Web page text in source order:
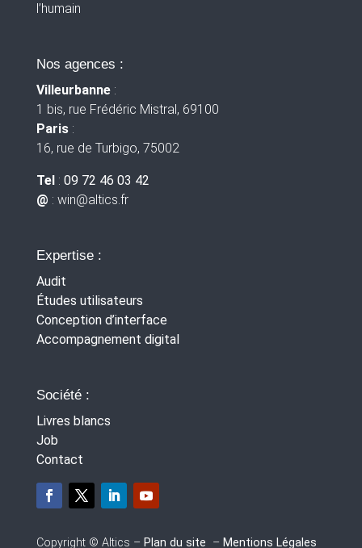
l’humain
Nos agences :
Villeurbanne :
1 bis, rue Frédéric Mistral, 69100
Paris:
16, rue de Turbigo, 75002
Tel : 09 72 46 03 42
@ : win@altics.fr
Expertise :
Audit
Études utilisateurs
Conception d’interface
Accompagnement digital
Société :
Livres blancs
Job
Contact
Copyright © Altics – Plan du site – Mentions Légales